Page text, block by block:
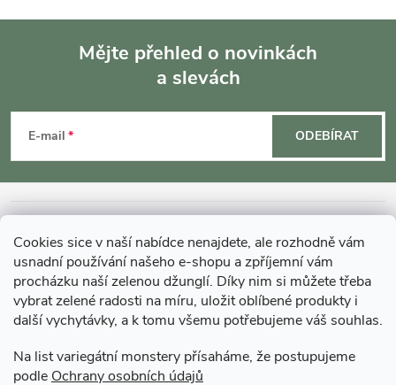
Cookies sice v naší nabídce nenajdete, ale rozhodně vám
usnadní používání našeho e-shopu a zpříjemní vám
procházku naší zelenou džunglí. Díky nim si můžete třeba
vybrat zelené radosti na míru, uložit oblíbené produkty i
další vychytávky, a k tomu všemu potřebujeme váš souhlas.
Na list variegátní monstery přísaháme, že postupujeme
podle Ochrany osobních údajů
p
a
Mějte přehled o novinkách
a slevách
E-mail ODEBÍRAT
MOHLO BY VÁS ZAJÍMAT
O GARDNERS
Gardners Design - Projekt, realizace a údržba zahrad a interiérů